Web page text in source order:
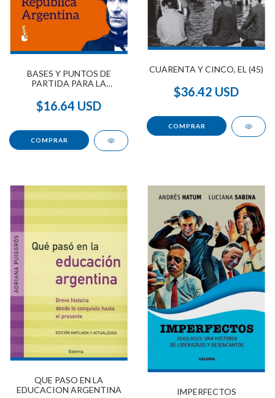
BASES Y PUNTOS DE
PARTIDA PARA LA
DE LA REPÚBLICA
ARGENTINA
$16.64 USD
CUARENTA Y CINCO, EL (45)
$36.42 USD
QUE PASO EN LA
EDUCACION ARGENTINA
IMPERFECTOS